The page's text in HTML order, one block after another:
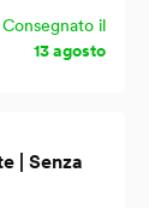
Consegnato il
13 agosto
| Senza